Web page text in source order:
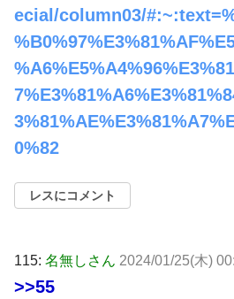
ecial/column03/
0%82
レスにコメント
115: 名無しさん 2024/01/25(木)
>>55